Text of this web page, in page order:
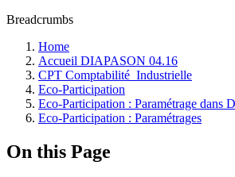
Breadcrumbs
Home
Accueil DIAPASON 04.16
CPT Comptabilité_Industrielle
Eco-Participation
Eco-Participation : Paramétrage dans
Eco-Participation : Paramétrages
On this Page